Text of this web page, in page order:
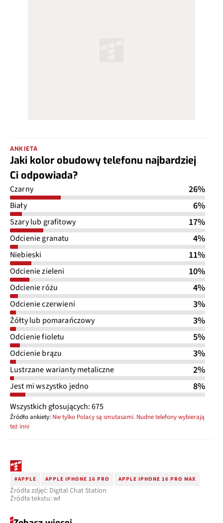
ANKIETA
Jaki kolor obudowy telefonu najbardziej
Ci odpowiada?
Czarny 26%
Biały 6%
Szary lub grafitowy 17%
Odcienie granatu 4%
Niebieski 11%
Odcienie zieleni 10%
Odcienie różu 4%
Odcienie czerwieni 3%
Żółty lub pomarańczowy 3%
Odcienie fioletu 5%
Odcienie brązu 3%
Lustrzane warianty metaliczne 2%
Jest mi wszystko jedno 8%
Wszystkich głosujących: 675
Źródło ankiety: Nie tylko Polacy są smutasami. Nudne telefony wybierają
też inni
#APPLE APPLE IPHONE 16 PRO APPLE IPHONE 16 PRO MAX
Źródła zdjęć: Digital Chat Station
Źródła tekstu: wł